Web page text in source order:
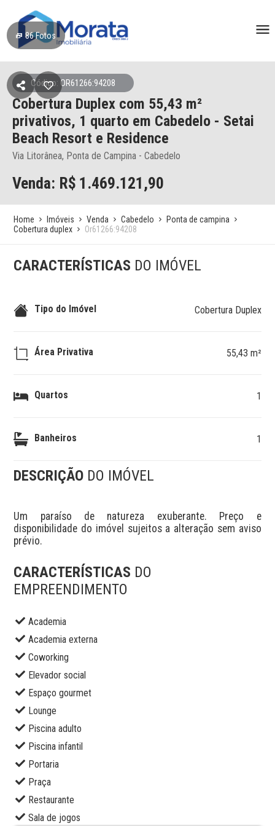
86Fotos
Código: OR61266:94208
Cobertura Duplex com 55,43 m²
privativos, 1 quarto em Cabedelo - Setai
Beach Resort e Residence
Via Litorânea, Ponta de Campina - Cabedelo
Venda: R$ 1.469.121,90
Home Imóveis Venda Cabedelo
Ponta de campina
Cobertura duplex
Or61266:94208
CARACTERÍSTICAS DO IMÓVEL
Tipo do Imóvel Cobertura Duplex
Área Privativa 55,43 m²
Quartos 1
Banheiros 1
DESCRIÇÃO DO IMÓVEL
Um paraíso de natureza exuberante. Preço e
disponibilidade do imóvel sujeitos a alteração sem aviso
prévio.
CARACTERÍSTICAS DO
EMPREENDIMENTO
Academia
Academia externa
Coworking
Elevador social
Espaço gourmet
Lounge
Piscina adulto
Piscina infantil
Portaria
Praça
Restaurante
Sala de jogos